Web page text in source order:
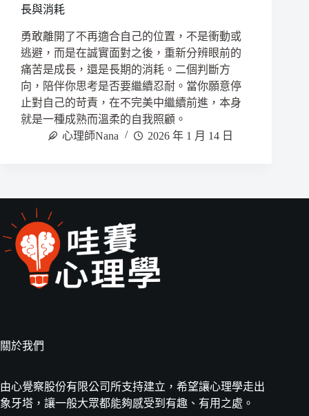
長與消耗
勇敢離開了不再適合自己的位置，不是衝動或
逃避，而是在誠實面對之後，重新分辨眼前的
痛苦是成長，還是長期的消耗。二個判斷方
向，陪伴你思考是否要繼續忍耐。當你願意停
止對自己的苛責，在不完美中繼續前進，本身
就是一種成熟而溫柔的自我照顧。
心理師Nana
2026 年 1 月 14 日
關於我們
由心覺察股份有限公司所支持建立，希望讓心理學走出
象牙塔，讓一般大眾都能夠感受到有趣、有用之處。